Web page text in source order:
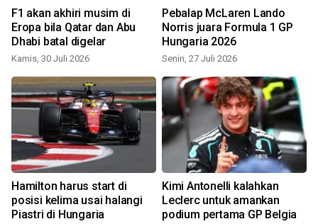
F1 akan akhiri musim di
Eropa bila Qatar dan Abu
Dhabi batal digelar
Kamis, 30 Juli 2026
Pebalap McLaren Lando
Norris juara Formula 1 GP
Hungaria 2026
Senin, 27 Juli 2026
Hamilton harus start di
posisi kelima usai halangi
Piastri di Hungaria
Kimi Antonelli kalahkan
Leclerc untuk amankan
podium pertama GP Belgia